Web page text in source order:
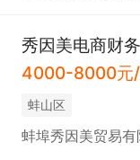
秀因美电商财
4000-8000元/
蚌山区
蚌埠秀因美贸易有